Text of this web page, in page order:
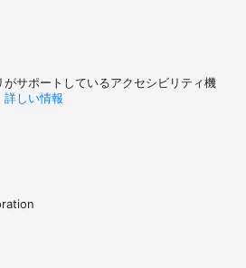
サポートしているアクセシビリティ機
詳しい情報